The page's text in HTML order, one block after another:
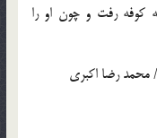
كوفه رفت و چون او را
محمد رضا اکبري